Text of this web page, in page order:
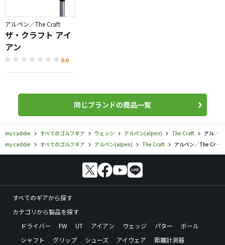
アルペン／The Craft
ザ・クラフト アイ
アン
0.0
同じブランドの商品一覧
my caddie すべてのゴルフギア ウェッジ アルペン(alpen) The Craft
アルペン／The Craft／ザ・クラフト ウェッジの口コミ評価
my caddie
すべてのゴルフギア アルペン(alpen) The Craft アルペン／The Craft／ザ・クラフト ウェッジの口コミ評価
すべてのギアから探す
カテゴリから製品を探す
ドライバー
FW UT アイアン ウェッジ パター
ボール
シャフト
グリップ シューズ アイウェア
距離計測器